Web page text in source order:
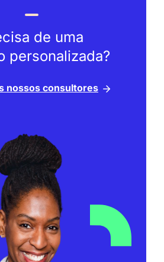
de uma
personalizada?
nossos consultores